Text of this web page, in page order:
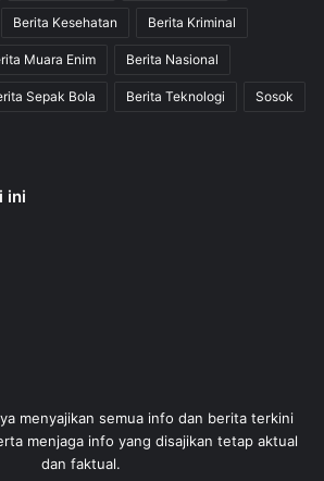
Berita Kesehatan Berita Kriminal
Muara Enim Berita Nasional
Sepak Bola Berita Teknologi Sosok
ini
menyajikan semua info dan berita terkini
menjaga info yang disajikan tetap aktual
dan faktual.